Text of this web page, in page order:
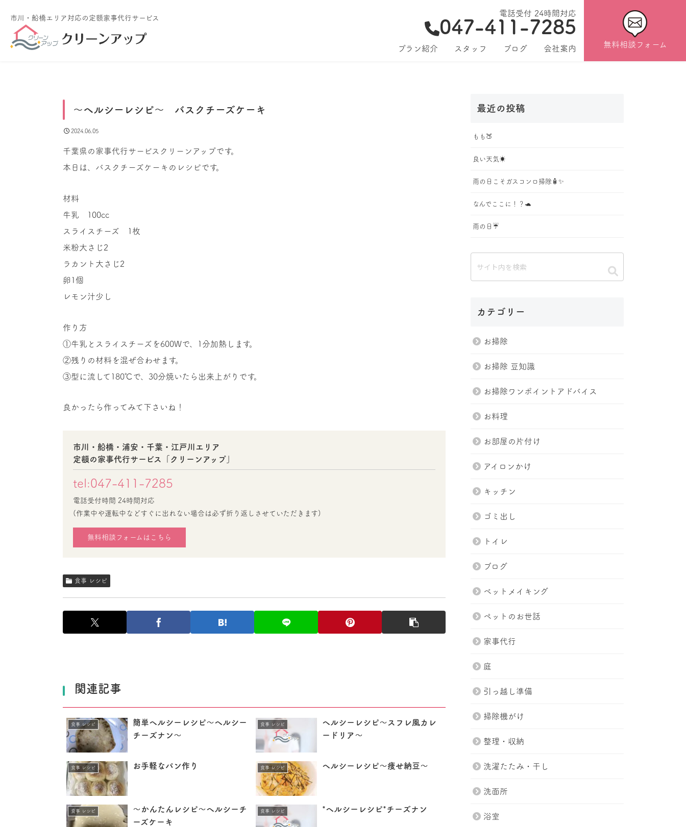
市川・船橋エリア対応 の定額家事代行サービス
電話受付 24時間対応
047-411-7285
プラン紹介 スタッフ ブログ 会社案内 無料相談フォーム
〜ヘルシーレシピ〜 バスクチーズケーキ
2024.06.05
千葉県の家事代行サービスクリーンアップです。
本日は、バスクチーズケーキのレシピです。
材料
牛乳 100cc
スライスチーズ 1枚
米粉大さじ2
ラカント大さじ2
卵1個
レモン汁少し
作り方
①牛乳とスライスチーズを600Wで、1分加熱します。
②残りの材料を混ぜ合わせます。
③型に流して180℃で、30分焼いたら出来上がりです。
良かったら作ってみて下さいね！
市川・船橋・浦安・千葉・江戸川エリア
定額の家事代行サービス「クリーンアップ」
tel:047-411-7285
電話受付時間 24時間対応
(作業中や運転中などすぐに出れない場合は必ず折り返しさせていただきます)
無料相談フォームはこちら
食事 レシピ
関連記事
食事 レシピ
簡単ヘルシーレシピ〜ヘルシー
チーズナン〜
食事 レシピ
ヘルシーレシピ〜スフレ風カレ
ードリア〜
食事 レシピ お手軽なパン作り 食事 レシピ ヘルシーレシピ〜痩せ納豆〜
食事 レシピ
〜かんたんレシピ〜ヘルシーチ
ーズケーキ
食事 レシピ *ヘルシーレシピ*チーズナン
最近の投稿
もも🍑
良い天気☀️
雨の日こそガスコンロ掃除🧴✨
なんでここに！？🐢
雨の日☔️
カテゴリー
お掃除
お掃除 豆知識
お掃除ワンポイントアドバイス
お料理
お部屋の片付け
アイロンかけ
キッチン
ゴミ出し
トイレ
ブログ
ベットメイキング
ペットのお世話
家事代行
庭
引っ越し準備
掃除機がけ
整理・収納
洗濯たたみ・干し
洗面所
浴室